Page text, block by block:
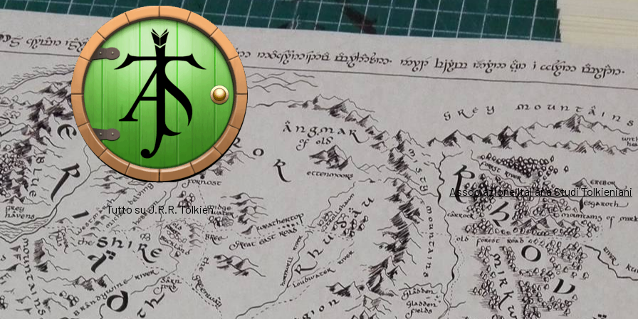
Associazione Italiana Studi Tolkieniani
Tutto su J.R.R. Tolkien